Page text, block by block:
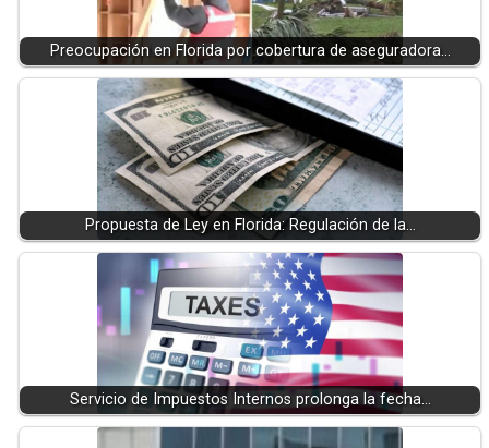
Preocupación en Florida por cobertura de aseguradora…
Propuesta de Ley en Florida: Regulación de la…
Servicio de Impuestos Internos prolonga la fecha…